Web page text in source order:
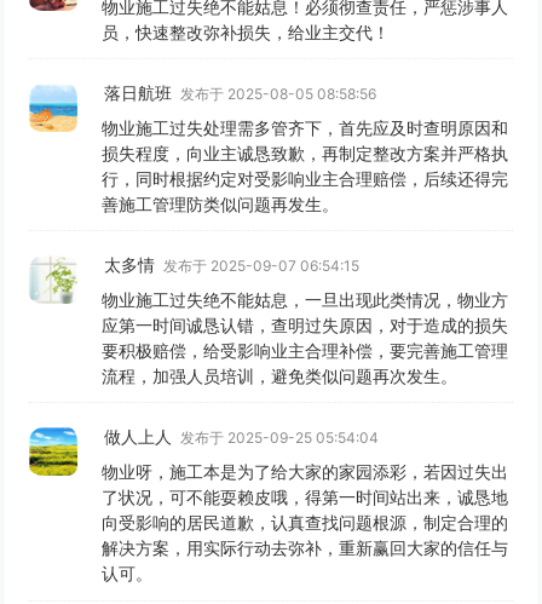
物业施工过失绝不能姑息！必须彻查责任，严惩涉事人
员，快速整改弥补损失，给业主交代！
落日航班 发布于 2025-08-05 08:58:56
物业施工过失处理需多管齐下，首先应及时查明原因和
损失程度，向业主诚恳致歉，再制定整改方案并严格执
行，同时根据约定对受影响业主合理赔偿，后续还得完
善施工管理防类似问题再发生。
太多情 发布于 2025-09-07 06:54:15
物业施工过失绝不能姑息，一旦出现此类情况，物业方
应第一时间诚恳认错，查明过失原因，对于造成的损失
要积极赔偿，给受影响业主合理补偿，要完善施工管理
流程，加强人员培训，避免类似问题再次发生。
做人上人 发布于 2025-09-25 05:54:04
物业呀，施工本是为了给大家的家园添彩，若因过失出
了状况，可不能耍赖皮哦，得第一时间站出来，诚恳地
向受影响的居民道歉，认真查找问题根源，制定合理的
解决方案，用实际行动去弥补，重新赢回大家的信任与
认可。